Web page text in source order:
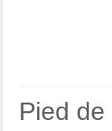
Pied